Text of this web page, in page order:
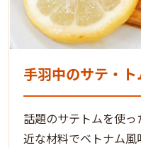
手羽中のサテ・ト
話題のサテトムを使
近な材料でベトナム